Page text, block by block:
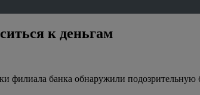
к деньгам
банка обнаружили подозрительную